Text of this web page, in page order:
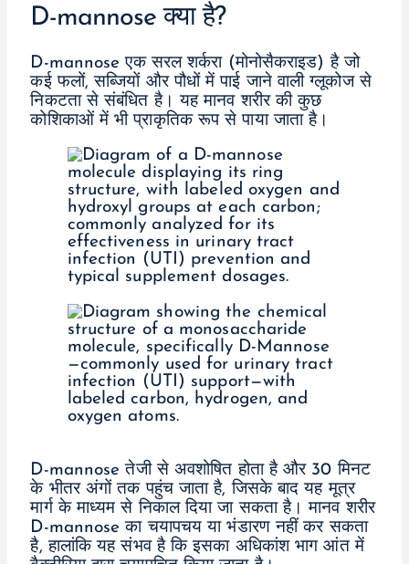
D-mannose क्या है?
D-mannose एक सरल शर्करा (मोनोसैकराइड) है जो
कई फलों, सब्जियों और पौधों में पाई जाने वाली ग्लूकोज से
निकटता से संबंधित है। यह मानव शरीर की कुछ
कोशिकाओं में भी प्राकृतिक रूप से पाया जाता है।
D-mannose तेजी से अवशोषित होता है और 30 मिनट
के भीतर अंगों तक पहुंच जाता है, जिसके बाद यह मूत्र
मार्ग के माध्यम से निकाल दिया जा सकता है। मानव शरीर
D-mannose का चयापचय या भंडारण नहीं कर सकता
है, हालांकि यह संभव है कि इसका अधिकांश भाग आंत में